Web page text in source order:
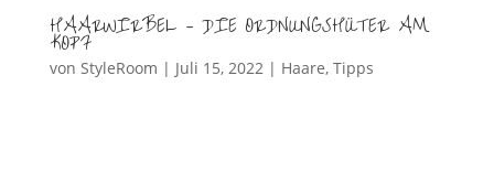
HAARWIRBEL – DIE ORDNUNGSHÜTER AM
KOPF
von StyleRoom | Juli 15, 2022| Haare, Tipps